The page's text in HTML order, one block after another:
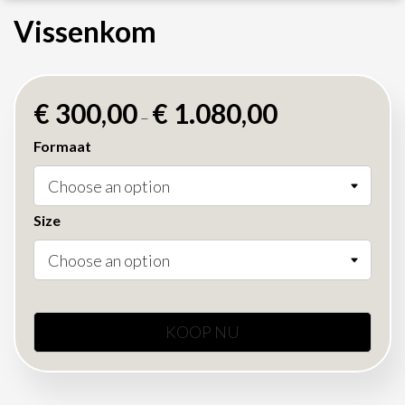
Vissenkom
€ 300,00– € 1.080,00
Formaat
Size
KOOP NU